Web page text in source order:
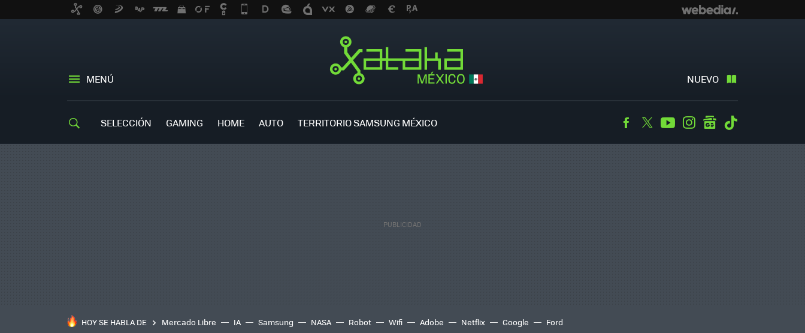
MENÚ NUEVO
SELECCIÓN GAMING HOME AUTO TERRITORIO SAMSUNG MÉXICO Facebook
TwitterYoutubeInstagramgooglenews
HOY SE HABLA DE Mercado Libre IA Samsung NASA Robot Wifi Adobe Netflix Google Ford